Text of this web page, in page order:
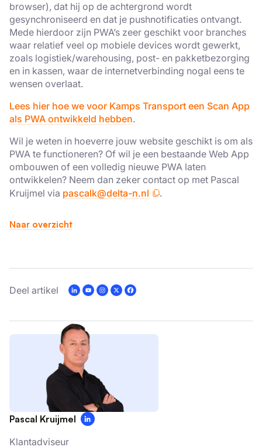
browser), dat hij op de achtergrond wordt
gesynchroniseerd en dat je pushnotificaties ontvangt.
Mede hierdoor zijn PWA’s zeer geschikt voor branches
waar relatief veel op mobiele devices wordt gewerkt,
zoals logistiek/warehousing, post- en pakketbezorging
en in kassen, waar de internetverbinding nogal eens te
wensen overlaat.
Lees hier hoe we voor Kamps Transport een Scan App
als PWA ontwikkeld hebben.
Wil je weten in hoeverre jouw website geschikt is om als
PWA te functioneren? Of wil je een bestaande Web App
ombouwen of een volledig nieuwe PWA laten
ontwikkelen? Neem dan zeker contact op met Pascal
Kruijmel via pascalk@delta-n.nl .
Naar overzicht
Deel artikel
Pascal Kruijmel
Klantadviseur
van cookies.
We gebruiken cookies om inhoud en
advertenties te personaliseren en om ons
verkeer te analyseren. We delen ook
informatie over uw gebruik van onze site
met onze advertentie- en analysepartners,
die deze kunnen combineren met andere
informatie die u aan hen heeft verstrekt of
die zij hebben verzameld door uw gebruik